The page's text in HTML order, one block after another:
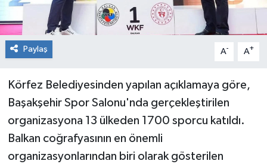
Paylaş A- A+
Körfez Belediyesinden yapılan açıklamaya göre,
Başakşehir Spor Salonu'nda gerçekleştirilen
organizasyona 13 ülkeden 1700 sporcu katıldı.
Balkan coğrafyasının en önemli
organizasyonlarından biri olarak gösterilen